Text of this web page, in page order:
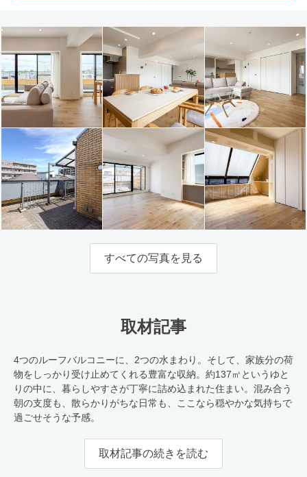
すべての写真を見る
取材記事
4つのルーフバルコニーに、2つの水まわり。そして、家族分の荷
物をしっかり受け止めてくれる豊富な収納。約137㎡というゆと
りの中に、暮らしやすさが丁寧に詰め込まれた住まい。混み合う
朝の支度も、散らかりがちな日常も、ここなら穏やかな気持ちで
過ごせそうな予感。
取材記事の続きを読む